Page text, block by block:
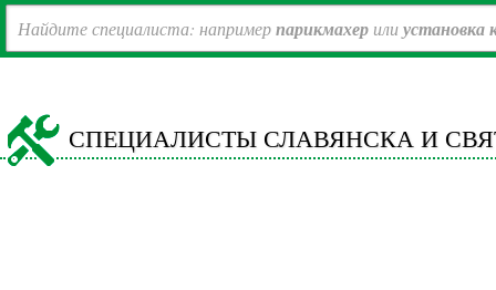
Найдите специалиста: напримерпарикмахер илиустановка
СПЕЦИАЛИСТЫ СЛАВЯНСКА И